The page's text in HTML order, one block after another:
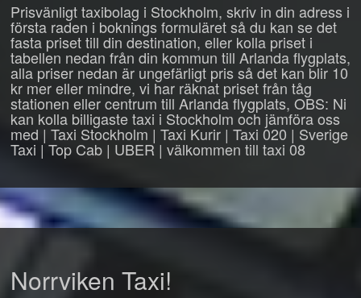
Prisvänligt taxibolag i Stockholm, skriv in din adress i
första raden i boknings formuläret så du kan se det
fasta priset till din destination, eller kolla priset i
tabellen nedan från din kommun till Arlanda flygplats,
alla priser nedan är ungefärligt pris så det kan blir 10
kr mer eller mindre, vi har räknat priset från tåg
stationen eller centrum till Arlanda flygplats, OBS: Ni
kan kolla billigaste taxi i Stockholm och jämföra oss
med | Taxi Stockholm | Taxi Kurir | Taxi 020 | Sverige
Taxi | Top Cab | UBER | välkommen till taxi 08
Norrviken Taxi!